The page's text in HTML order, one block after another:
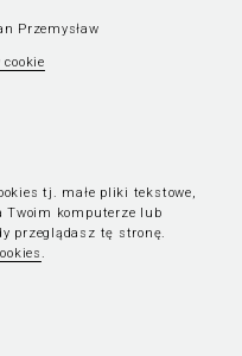
Przemysław
tj. małe pliki tekstowe,
Twoim komputerze lub
przeglądasz tę stronę.
.